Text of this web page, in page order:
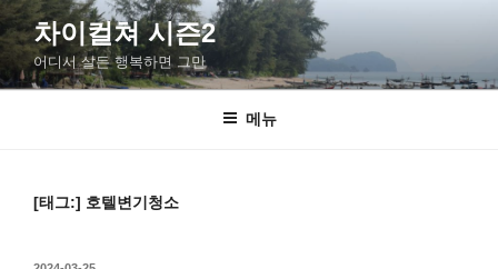
차이컬쳐 시즌2
어디서 살든 행복하면 그만
메뉴
[태그:] 호텔변기청소